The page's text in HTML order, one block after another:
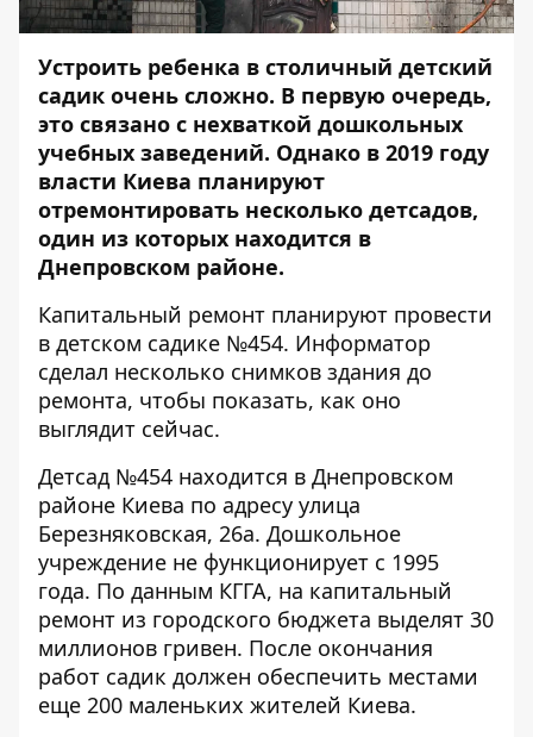
Устроить ребенка в столичный детский
садик очень сложно. В первую очередь,
это связано с нехваткой дошкольных
учебных заведений. Однако в 2019 году
власти Киева планируют
отремонтировать несколько детсадов,
один из которых находится в
Днепровском районе.
Капитальный ремонт планируют провести
в детском садике №454. Информатор
сделал несколько снимков здания до
ремонта, чтобы показать, как оно
выглядит сейчас.
Детсад №454 находится в Днепровском
районе Киева по адресу улица
Березняковская, 26а. Дошкольное
учреждение не функционирует с 1995
года. По данным КГГА, на капитальный
ремонт из городского бюджета выделят 30
миллионов гривен. После окончания
работ садик должен обеспечить местами
еще 200 маленьких жителей Киева.